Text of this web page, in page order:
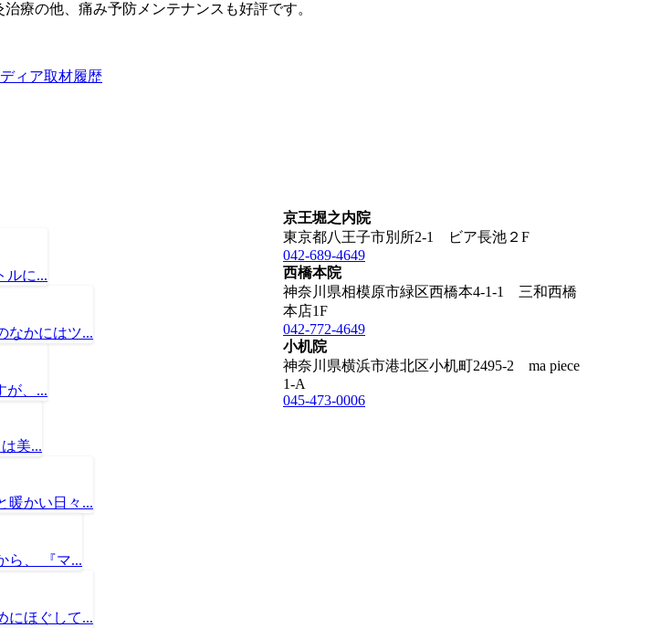
療の他、痛み予防メンテナンスも好評です。
ディア取材履歴
ルに...
なかにはツ...
が、...
美...
暖かい日々...
ら、 『マ...
にほぐして...
京王堀之内院
東京都八王子市別所2-1 ビア長池２F
042-689-4649
西橋本院
神奈川県相模原市緑区西橋本4-1-1 三和西橋
本店1F
042-772-4649
小机院
神奈川県横浜市港北区小机町2495-2 ma piece
1-A
045-473-0006